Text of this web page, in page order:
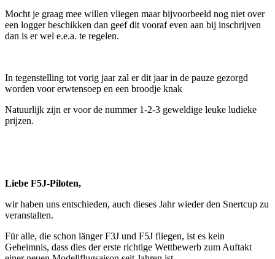
Mocht je graag mee willen vliegen maar bijvoorbeeld nog niet over
een logger beschikken dan geef dit vooraf even aan bij inschrijven
dan is er wel e.e.a. te regelen.
In tegenstelling tot vorig jaar zal er dit jaar in de pauze gezorgd
worden voor erwtensoep en een broodje knak
Natuurlijk zijn er voor de nummer 1-2-3 geweldige leuke ludieke
prijzen.
Liebe F5J-Piloten,
wir haben uns entschieden, auch dieses Jahr wieder den Snertcup zu
veranstalten.
Für alle, die schon länger F3J und F5J fliegen, ist es kein
Geheimnis, dass dies der erste richtige Wettbewerb zum Auftakt